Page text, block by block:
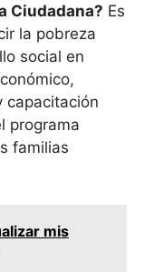
Ciudadana? Es
la pobreza
social en
capacitación
programa
familias
mis